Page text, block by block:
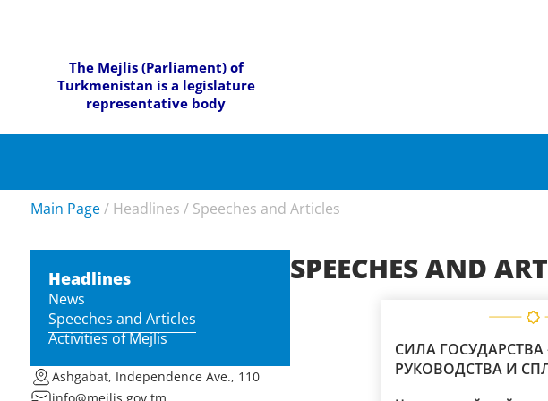
The Mejlis (Parliament) of
Turkmenistan is a legislature
representative body
Main Page / Headlines / Speeches and Articles
Headlines
News
Speeches and Articles
Activities of Mejlis
Ashgabat, Independence Ave., 110
SPEECHES AND
СИЛА ГОСУДАРСТВА – В
РУКОВОДСТВА И СПЛОЧЁННОСТИ